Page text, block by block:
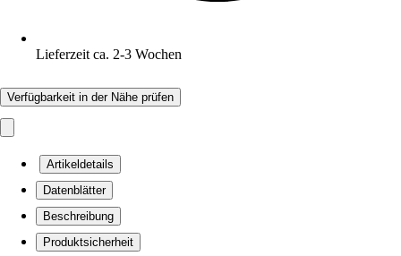
Lieferzeit ca. 2-3 Wochen
Verfügbarkeit in der Nähe prüfen
Artikeldetails
Datenblätter
Beschreibung
Produktsicherheit